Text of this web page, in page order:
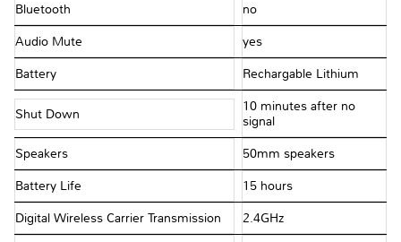
Bluetooth no
Audio Mute yes
Battery Rechargable Lithium
Shut Down
10 minutes after no
signal
Speakers 50mm speakers
Battery Life 15 hours
Digital Wireless Carrier Transmission 2.4GHz